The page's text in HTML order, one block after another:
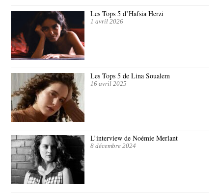
Les Tops 5 d’Hafsia Herzi
1 avril 2026
Les Tops 5 de Lina Soualem
16 avril 2025
L’interview de Noémie Merlant
8 décembre 2024